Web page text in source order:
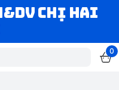
CHỊ HAI
0